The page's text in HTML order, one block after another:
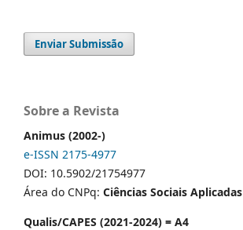
Enviar Submissão
Sobre a Revista
Animus (2002-)
e-ISSN 2175-4977
DOI: 10.5902/21754977
Área do CNPq: Ciências Sociais Aplicadas
Qualis/CAPES (2021-2024) = A4